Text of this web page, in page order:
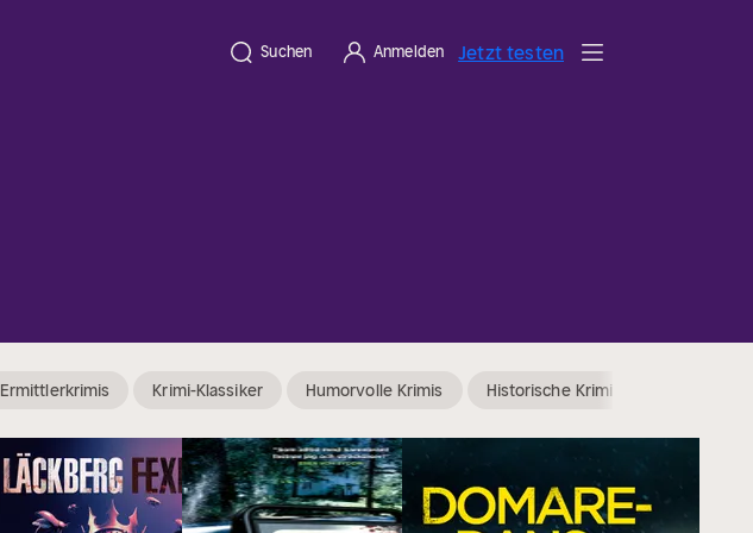
Suchen Anmelden Jetzt testen
Ermittlerkrimis Krimi-Klassiker Humorvolle Krimis Historische Krimis